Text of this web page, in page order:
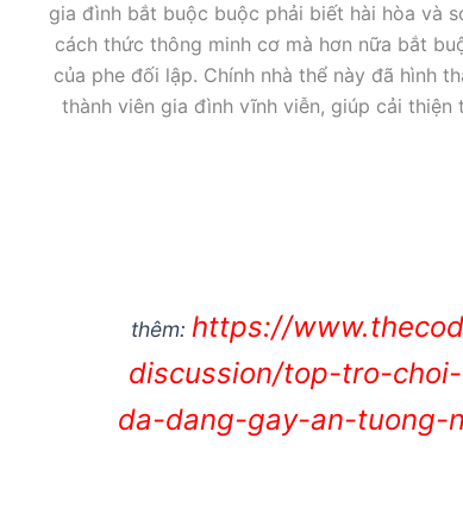
gia đình bắt buộc buộc phải biết hài hòa và
cách thức thông minh cơ mà hơn nữa bắt
của phe đối lập. Chính nhà thể này đã hình
thành viên gia đình vĩnh viễn, giúp cải
thêm: https://
discussion/top-tro-
da-dang-gay-an-tuong-